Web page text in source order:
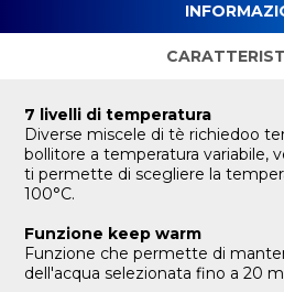
7 livelli di temperatura
Diverse miscele di tè richiedoo
bollitore a temperatura variabile,
ti permette di scegliere la
100°C.
Funzione keep warm
Funzione che permette di
dell'acqua selezionata fino a 20